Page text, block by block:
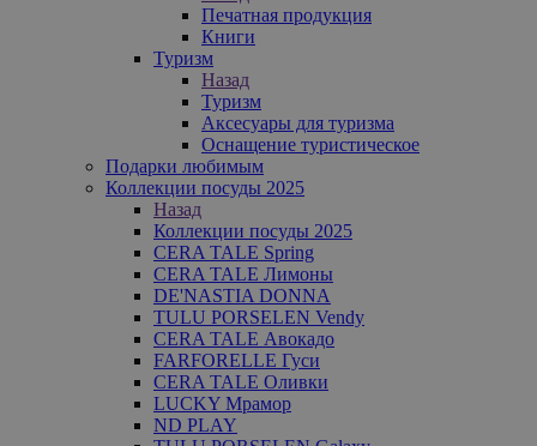
Печатная продукция
Книги
Туризм
Назад
Туризм
Аксесуары для туризма
Оснащение туристическое
Подарки любимым
Коллекции посуды 2025
Назад
Коллекции посуды 2025
CERA TALE Spring
CERA TALE Лимоны
DE'NASTIA DONNA
TULU PORSELEN Vendy
CERA TALE Авокадо
FARFORELLE Гуси
CERA TALE Оливки
LUCKY Мрамор
ND PLAY